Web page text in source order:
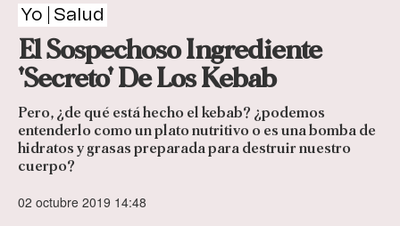
Yo Salud
El Sospechoso Ingrediente
'Secreto' De Los Kebab
Pero, ¿de qué está hecho el kebab? ¿podemos
entenderlo como un plato nutritivo o es una bomba de
hidratos y grasas preparada para destruir nuestro
cuerpo?
02 octubre 2019 14:48